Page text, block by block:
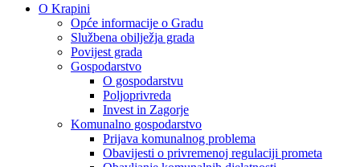
O Krapini
Opće informacije o Gradu
Službena obilježja grada
Povijest grada
Gospodarstvo
O gospodarstvu
Poljoprivreda
Invest in Zagorje
Komunalno gospodarstvo
Prijava komunalnog problema
Obavijesti o privremenoj regulaciji prometa